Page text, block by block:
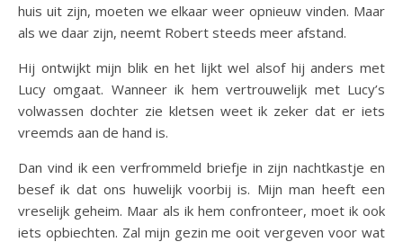
huis uit zijn, moeten we elkaar weer opnieuw vinden. Maar
als we daar zijn, neemt Robert steeds meer afstand.
Hij ontwijkt mijn blik en het lijkt wel alsof hij anders met
Lucy omgaat. Wanneer ik hem vertrouwelijk met Lucy’s
volwassen dochter zie kletsen weet ik zeker dat er iets
vreemds aan de hand is.
Dan vind ik een verfrommeld briefje in zijn nachtkastje en
besef ik dat ons huwelijk voorbij is. Mijn man heeft een
vreselijk geheim. Maar als ik hem confronteer, moet ik ook
iets opbiechten. Zal mijn gezin me ooit vergeven voor wat